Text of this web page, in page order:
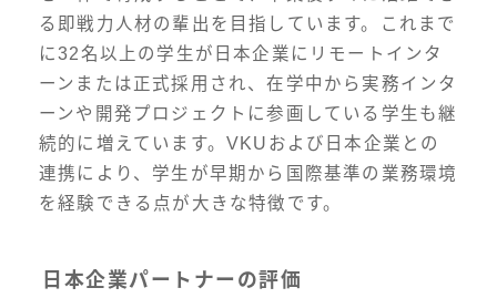
る即戦力人材の輩出を目指しています。これまで
に32名以上の学生が日本企業にリモートインタ
ーンまたは正式採用され、在学中から実務インタ
ーンや開発プロジェクトに参画している学生も継
続的に増えています。VKUおよび日本企業との
連携により、学生が早期から国際基準の業務環境
を経験できる点が大きな特徴です。
日本企業パートナーの評価